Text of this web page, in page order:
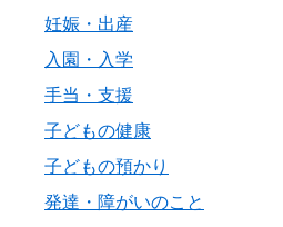
妊娠・出産
入園・入学
手当・支援
子どもの健康
子どもの預かり
発達・障がいのこと